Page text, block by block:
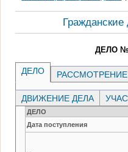
ДЕЛО №
ДЕЛО
ДВИЖЕНИЕ ДЕЛА
ДЕЛО
Дата поступления